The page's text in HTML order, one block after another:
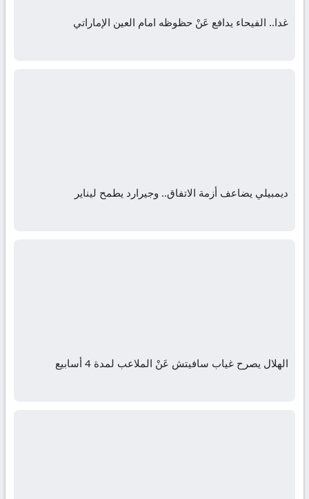
غدا.. الفيحاء يدافع عَنْ حظوظه امام العين الإماراتي
ديمبيلي يضاعف أزمة الاتفاق.. وجيرارد يطمح ليناير
الهلال يصرح غياب سافيتش عَنْ الملاعب لمدة 4 أسابيع